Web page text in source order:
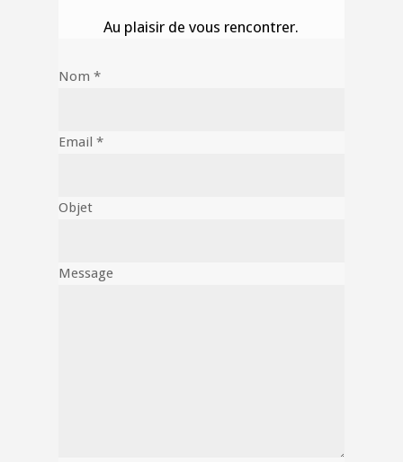
Au plaisir de vous rencontrer.
Nom *
Email *
Objet
Message